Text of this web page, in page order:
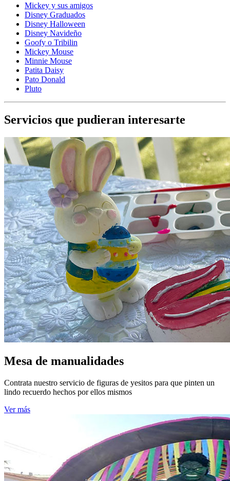
Mickey y sus amigos
Disney Graduados
Disney Halloween
Disney Navideño
Goofy o Tribilin
Mickey Mouse
Minnie Mouse
Patita Daisy
Pato Donald
Pluto
Servicios que pudieran interesarte
Mesa de manualidades
Contrata nuestro servicio de figuras de yesitos para que pinten un
lindo recuerdo hechos por ellos mismos
Ver más